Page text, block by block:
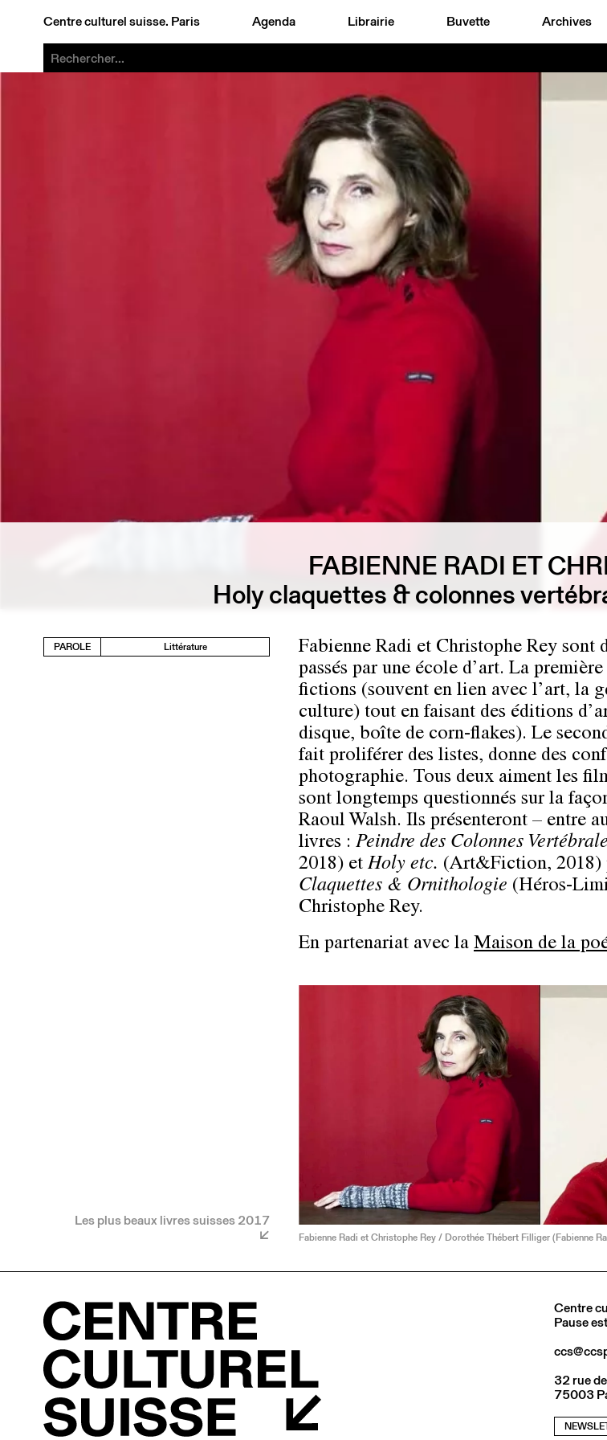
Centre culturel suisse. Paris Agenda Librairie Buvette Archives
FABIENNE RADI ET
Holy claquettes & colonnes
PAROLE Littérature
Les plus beaux livres suisses 2017
Fabienne Radi et Christophe Rey sont
passés par une école d’art. La
fictions (souvent en lien avec l’art, la
culture) tout en faisant des éditions
disque, boîte de corn-flakes). Le
fait proliférer des listes, donne des
photographie. Tous deux aiment les
sont longtemps questionnés sur la
Raoul Walsh. Ils présenteront – entre
livres : Peindre des Colonnes
2018) et Holy etc. (Art&Fiction, 2018)
Claquettes & Ornithologie (Héros-
Christophe Rey.
En partenariat avec la Maison de la
Fabienne Radi et Christophe Rey / Dorothée Thébert Filliger (Fabienne
Centre
Pause
32 rue
75003